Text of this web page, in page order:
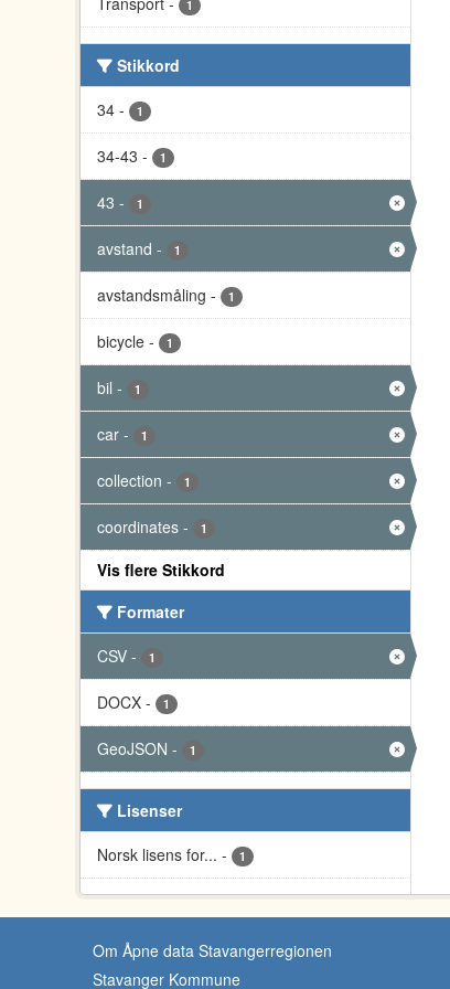
1
Stikkord
34 - 1
34-43 - 1
43 - 1
avstand - 1
avstandsmåling - 1
bicycle - 1
bil - 1
car - 1
collection - 1
coordinates - 1
Vis flere Stikkord
Formater
CSV - 1
DOCX - 1
GeoJSON - 1
Lisenser
Norsk lisens for... - 1
Om Åpne data Stavangerregionen
Stavanger Kommune